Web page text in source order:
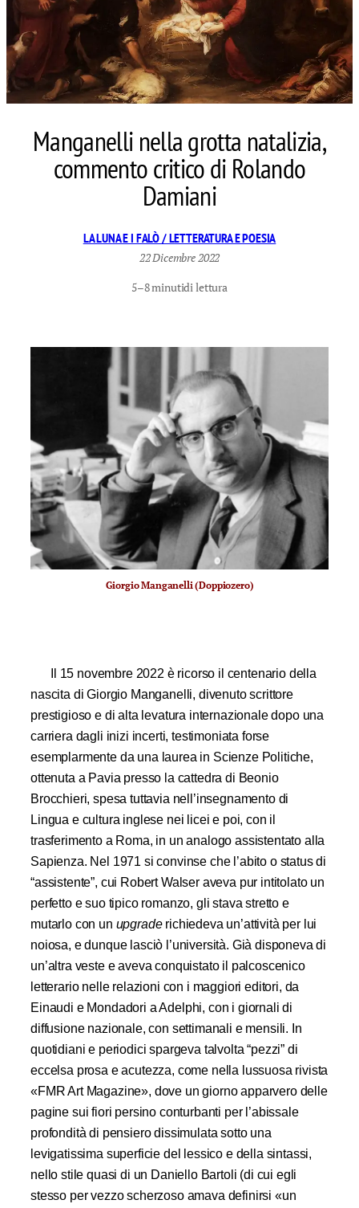
Manganelli nella grotta natalizia,
commento critico di Rolando
Damiani
LA LUNA E I FALÒ / LETTERATURA E POESIA
22 Dicembre 2022
5–8 minutidi lettura
Giorgio Manganelli (Doppiozero)
Il 15 novembre 2022 è ricorso il centenario della
nascita di Giorgio Manganelli, divenuto scrittore
prestigioso e di alta levatura internazionale dopo una
carriera dagli inizi incerti, testimoniata forse
esemplarmente da una laurea in Scienze Politiche,
ottenuta a Pavia presso la cattedra di Beonio
Brocchieri, spesa tuttavia nell’insegnamento di
Lingua e cultura inglese nei licei e poi, con il
trasferimento a Roma, in un analogo assistentato alla
Sapienza. Nel 1971 si convinse che l’abito o status di
“assistente”, cui Robert Walser aveva pur intitolato un
perfetto e suo tipico romanzo, gli stava stretto e
mutarlo con un upgrade richiedeva un’attività per lui
noiosa, e dunque lasciò l’università. Già disponeva di
un’altra veste e aveva conquistato il palcoscenico
letterario nelle relazioni con i maggiori editori, da
Einaudi e Mondadori a Adelphi, con i giornali di
diffusione nazionale, con settimanali e mensili. In
quotidiani e periodici spargeva talvolta “pezzi” di
eccelsa prosa e acutezza, come nella lussuosa rivista
«FMR Art Magazine», dove un giorno apparvero delle
pagine sui fiori persino conturbanti per l’abissale
profondità di pensiero dissimulata sotto una
levigatissima superficie del lessico e della sintassi,
nello stile quasi di un Daniello Bartoli (di cui egli
stesso per vezzo scherzoso amava definirsi «un